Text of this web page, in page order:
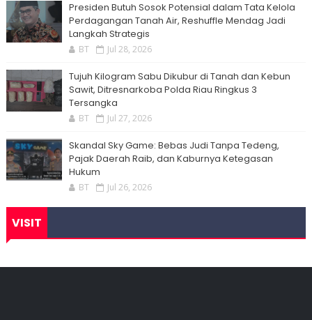
Presiden Butuh Sosok Potensial dalam Tata Kelola
Perdagangan Tanah Air, Reshuffle Mendag Jadi
Langkah Strategis
BT Jul 28, 2026
Tujuh Kilogram Sabu Dikubur di Tanah dan Kebun
Sawit, Ditresnarkoba Polda Riau Ringkus 3
Tersangka
BT Jul 27, 2026
Skandal Sky Game: Bebas Judi Tanpa Tedeng,
Pajak Daerah Raib, dan Kaburnya Ketegasan
Hukum
BT Jul 26, 2026
VISIT